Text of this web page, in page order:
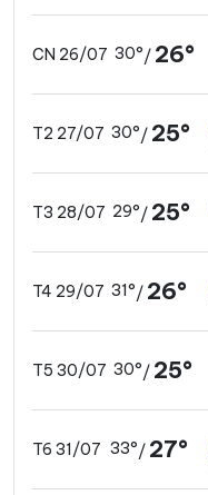
CN 26/07 30°/ 26°
T2 27/07 30°/ 25°
T3 28/07 29°/ 25°
T4 29/07 31°/ 26°
T5 30/07 30°/ 25°
T6 31/07 33°/ 27°